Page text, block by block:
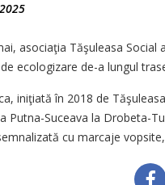
asociaţia Tăşuleasa
ecologizare de-a lungul
iniţiată în 2018 de
Putna-Suceava la Drobeta-
cu marcaje